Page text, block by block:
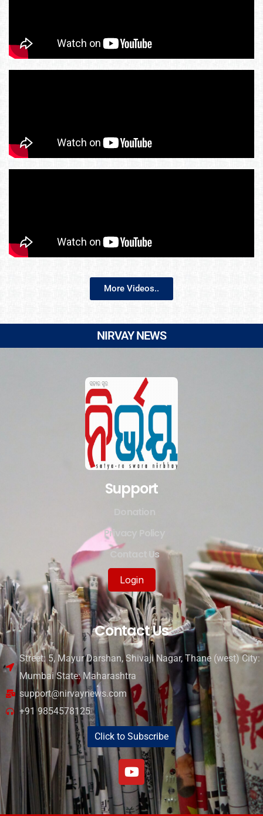
More Videos..
NIRVAY NEWS
Support
Privacy Policy
Contact Us
Login
Contact Us
Street: 5, Mayur Darshan, Shivaji Nagar, Thane (west) City:
Mumbai State: Maharashtra
support@nirvaynews.com
+91 9854578125
Click to Subscribe